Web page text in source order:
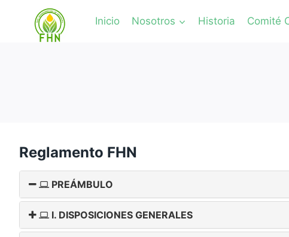
Inicio Nosotros Historia Comité
Reglamento FHN
PREÁMBULO
I. DISPOSICIONES GENERALES